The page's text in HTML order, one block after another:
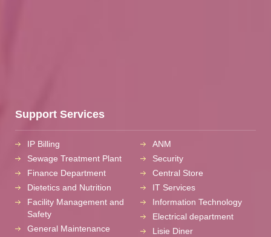
Support Services
IP Billing
Sewage Treatment Plant
Finance Department
Dietetics and Nutrition
Facility Management and
Safety
General Maintenance
ANM
Security
Central Store
IT Services
Information Technology
Electrical department
Lisie Diner